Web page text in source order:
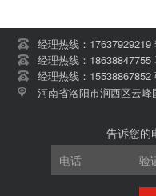
经理热线：17637929219
经理热线：18638847755
经理热线：15538867852
河南省洛阳市涧西区云峰
告诉您的